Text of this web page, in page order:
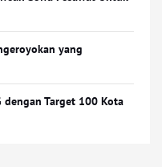
yang
dengan Target 100 Kota